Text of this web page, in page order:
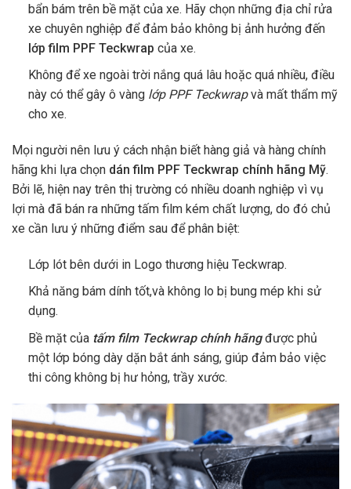
bẩn bám trên bề mặt của xe. Hãy chọn những địa chỉ rửa
xe chuyên nghiệp để đảm bảo không bị ảnh hưởng đến
lớp film PPF Teckwrap của xe.
Không để xe ngoài trời nắng quá lâu hoặc quá nhiều, điều
này có thể gây ô vàng lớp PPF Teckwrapvà mất thẩm mỹ
cho xe.
Mọi người nên lưu ý cách nhận biết hàng giả và hàng chính
hãng khi lựa chọn dán film PPF Teckwrap chính hãng Mỹ.
Bởi lẽ, hiện nay trên thị trường có nhiều doanh nghiệp vì vụ
lợi mà đã bán ra những tấm film kém chất lượng, do đó chủ
xe cần lưu ý những điểm sau để phân biệt:
Lớp lót bên dưới in Logo thương hiệu Teckwrap.
Khả năng bám dính tốt,và không lo bị bung mép khi sử
dụng.
Bề mặt của tấm film Teckwrap chính hãngđược phủ
một lớp bóng dày dặn bắt ánh sáng, giúp đảm bảo việc
thi công không bị hư hỏng, trầy xước.